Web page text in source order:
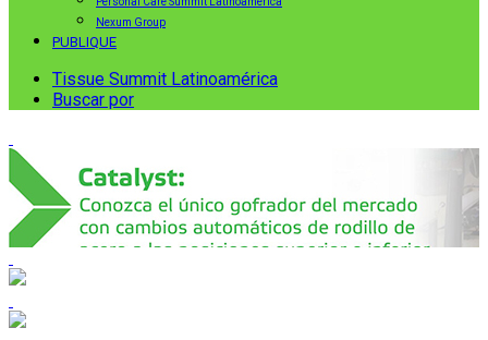
Nexum Group
PUBLIQUE
Tissue Summit Latinoamérica
Buscar por